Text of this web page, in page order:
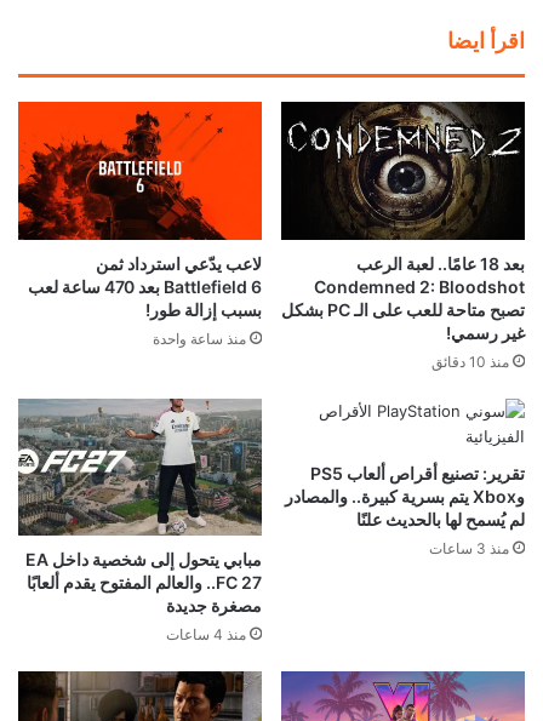
اقرأ ايضا
بعد 18 عامًا.. لعبة الرعب
Condemned 2: Bloodshot
تصبح متاحة للعب على الـ PC بشكل
غير رسمي!
منذ 10 دقائق
لاعب يدّعي استرداد ثمن
Battlefield 6 بعد 470 ساعة لعب
بسبب إزالة طور!
منذ ساعة واحدة
تقرير: تصنيع أقراص ألعاب PS5
وXbox يتم بسرية كبيرة.. والمصادر
لم يُسمح لها بالحديث علنًا
منذ 3 ساعات
مبابي يتحول إلى شخصية داخل EA
FC 27.. والعالم المفتوح يقدم ألعابًا
مصغرة جديدة
منذ 4 ساعات